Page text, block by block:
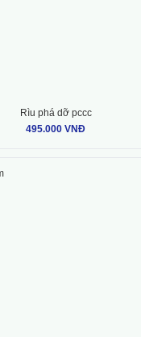
Rìu phá dỡ pccc
495.000 VNĐ